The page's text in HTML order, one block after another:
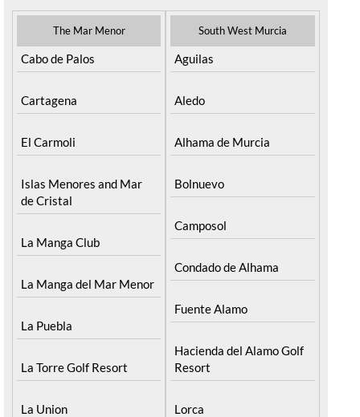
The Mar Menor
Cabo de Palos
Cartagena
El Carmoli
Islas Menores and Mar
de Cristal
La Manga Club
La Manga del Mar Menor
La Puebla
La Torre Golf Resort
La Union
South West Murcia
Aguilas
Aledo
Alhama de Murcia
Bolnuevo
Camposol
Condado de Alhama
Fuente Alamo
Hacienda del Alamo Golf
Resort
Lorca